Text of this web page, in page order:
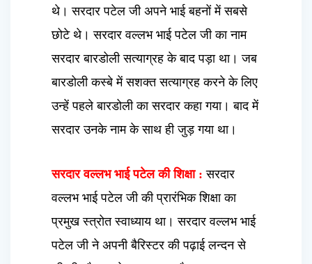
थे। सरदार पटेल जी अपने भाई बहनों में सबसे
छोटे थे। सरदार वल्लभ भाई पटेल जी का नाम
सरदार बारडोली सत्याग्रह के बाद पड़ा था। जब
बारडोली कस्बे में सशक्त सत्याग्रह करने के लिए
उन्हें पहले बारडोली का सरदार कहा गया। बाद में
सरदार उनके नाम के साथ ही जुड़ गया था।
सरदार वल्लभ भाई पटेल की शिक्षा : सरदार
वल्लभ भाई पटेल जी की प्रारंभिक शिक्षा का
प्रमुख स्त्रोत स्वाध्याय था। सरदार वल्लभ भाई
पटेल जी ने अपनी बैरिस्टर की पढ़ाई लन्दन से